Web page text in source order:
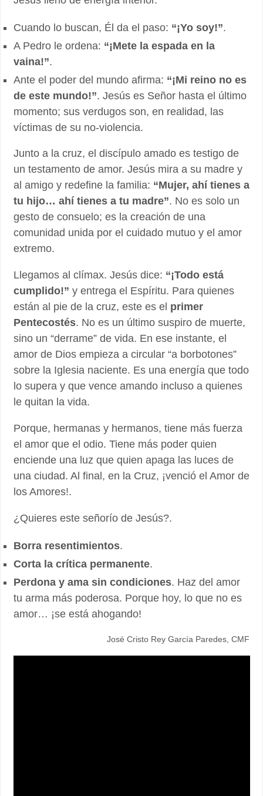
Cuando lo buscan, Él da el paso: “¡Yo soy!”.
A Pedro le ordena: “¡Mete la espada en la
vaina!”.
Ante el poder del mundo afirma: “¡Mi reino no es
de este mundo!”. Jesús es Señor hasta el último
momento; sus verdugos son, en realidad, las
víctimas de su no-violencia.
Junto a la cruz, el discípulo amado es testigo de
un testamento de amor. Jesús mira a su madre y
al amigo y redefine la familia: “Mujer, ahí tienes a
tu hijo… ahí tienes a tu madre”. No es solo un
gesto de consuelo; es la creación de una
comunidad unida por el cuidado mutuo y el amor
extremo.
Llegamos al clímax. Jesús dice: “¡Todo está
cumplido!” y entrega el Espíritu. Para quienes
están al pie de la cruz, este es el primer
Pentecostés. No es un último suspiro de muerte,
sino un “derrame” de vida. En ese instante, el
amor de Dios empieza a circular “a borbotones”
sobre la Iglesia naciente. Es una energía que todo
lo supera y que vence amando incluso a quienes
le quitan la vida.
Porque, hermanas y hermanos, tiene más fuerza
el amor que el odio. Tiene más poder quien
enciende una luz que quien apaga las luces de
una ciudad. Al final, en la Cruz, ¡venció el Amor de
los Amores!.
¿Quieres este señorío de Jesús?.
Borra resentimientos.
Corta la crítica permanente.
Perdona y ama sin condiciones. Haz del amor
tu arma más poderosa. Porque hoy, lo que no es
amor… ¡se está ahogando!
José Cristo Rey García Paredes, CMF